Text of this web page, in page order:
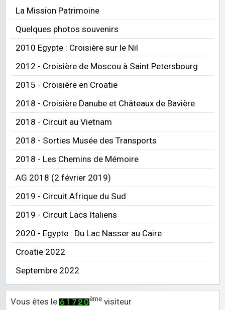
La Mission Patrimoine
Quelques photos souvenirs
2010 Egypte : Croisière sur le Nil
2012 - Croisière de Moscou à Saint Petersbourg
2015 - Croisière en Croatie
2018 - Croisière Danube et Châteaux de Bavière
2018 - Circuit au Vietnam
2018 - Sorties Musée des Transports
2018 - Les Chemins de Mémoire
AG 2018 (2 février 2019)
2019 - Circuit Afrique du Sud
2019 - Circuit Lacs Italiens
2020 - Egypte : Du Lac Nasser au Caire
Croatie 2022
Septembre 2022
Vous êtes le ème visiteur